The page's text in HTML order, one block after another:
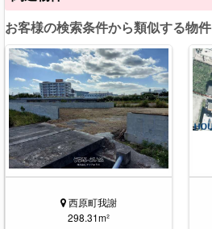
お客様の検索条件から類似する物件
西原町我謝
298.31m²